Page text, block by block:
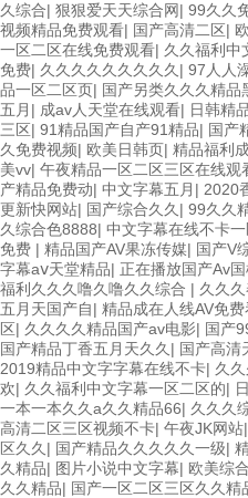
久综合| 狠狠爱天天综合网| 99久久
视频精品免费观看| 国产高清二区|
一区二区在线免费观看| 久久福利中
免费| 久久久久久久久久久 | 97人人
品一区二区页| 国产另类久久久精品
五月 | 成av人天堂在线观看| 日韩精
三区| 91精品国产自产91精品| 国产
久免费视频| 欧美日韩页| 精品福利
美vv| 午夜精品一区二区三区在线观
产精品免费动| 中文字幕五月 | 2020
更新快网站| 国产综合久久 | 99久久
久综合色8888| 中文字幕在线不卡一
免费 | 精品国产AV果冻传媒| 国产V
字幕aⅴ天堂精品| 正在播放国产Av
福利久久久噜久噜久久综合 | 久久
五月天国产自| 精品成在人线AV免费
区| 久久久久精品国产av电影| 国产
国产精品丁香五月天久久 | 国产高清
2019精品中文字字幕在线不卡| 久
欢| 久久福利中文字幕一区二区的|
一本一本久久a久久精品66| 久久久
高清二区三区视频不卡| 午夜JK网站|
区久久 | 国产精品久久久久久一级|
久精品| 图片小说中文字幕| 欧美综
久久精品| 国产一区二区三区久久精